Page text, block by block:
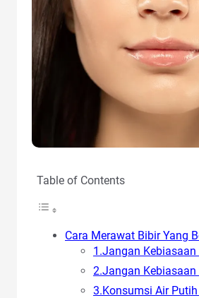
Table of Contents
Cara Merawat Bibir Yang
1.Jangan
2.Jangan
3.Konsumsi Air